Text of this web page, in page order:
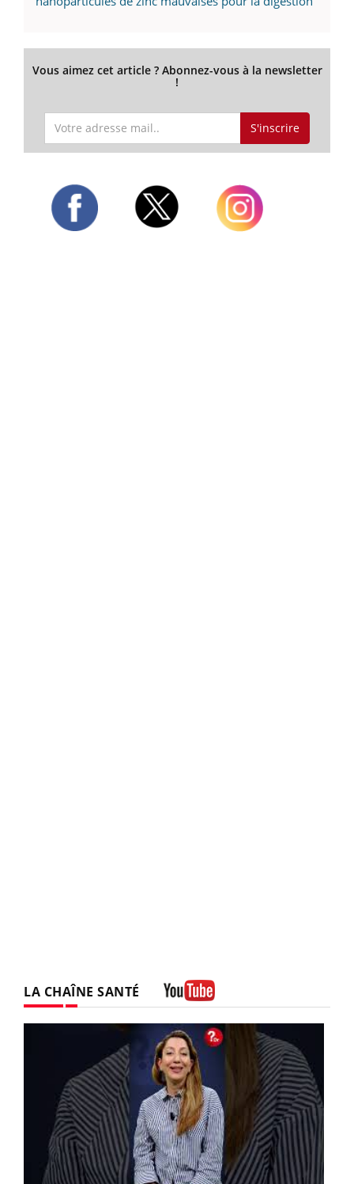
Vous aimez cet article ? Abonnez-vous à la newsletter
!
S'inscrire
LA CHAÎNE SANTÉ